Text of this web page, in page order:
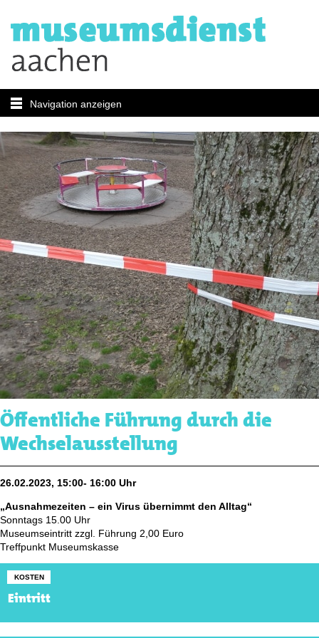
Navigation anzeigen
Öffentliche Führung durch die
Wechselausstellung
26.02.2023, 15:00- 16:00 Uhr
„Ausnahmezeiten – ein Virus übernimmt den Alltag“
Sonntags 15.00 Uhr
Museumseintritt zzgl. Führung 2,00 Euro
Treffpunkt Museumskasse
KOSTEN
Eintritt